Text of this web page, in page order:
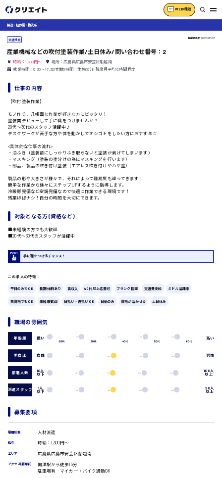
WEB相談
製造・軽作業・物流系
組立、加工
ピッキング・仕分け
軽作業
医師
介護職
看護師
オフィスワーク系
貿易事務
データ入力
コールセンターオペレーター
総務事務
営業事務
受付事務
医療事務
翻訳、通訳
広島市中区
広島市東区
広島市南区
広島市西区
広島市佐伯区
時給1200円～
時給1300円～
時給1400円～
製造・軽作業・物流系
派遣社員 掲載更新日2026/06/23
産業機械などの吹付塗装作業/土日休み/問い合わせ番号：2
時給：1,300円～
場所：広島県広島市安芸区船越南
就業時間：8:30〜17:30(実働8時間 休憩60分) 残業月平均15時間程度
仕事の内容
【吹付塗装作業】
モノ作り、几帳面な作業が好きな方にピッタリ！
塗装業デビューして手に職をつけませんか？
20代〜30代のスタッフ活躍中♪
デスクワークが苦手な方や体を動かしてオシゴトをしたい方におすすめ☆
<具体的な仕事の流れ>
・油ふき（塗装前にしっかりふき取らないと塗装が剥げてしまいます）
・マスキング（塗装の塗分けの為にマスキングを行います）
・部品、製品の吹き付け塗装（エアレス吹き付けやハケ塗）
製品の形や大きさが様々で、それによって難易度も違ってきます！
簡単な作業から徐々にステップUPするように指導します。
冷暖房完備など空調完備なので快適に作業できる環境です！
残業ほぼナシ！自分の時間を大切にできます。
対象となる方 (資格など)
■未経験の方でも大歓迎
■20代〜30代のスタッフが活躍中
手に職をつけるチャンス！
この求人の特徴：
平日のみでOK 長期休暇あり 高収入 40代以上応募可 ブランク歓迎 交通費支給 ミドル活躍中
無資格でもOK 未経験歓迎 日払い・週払いOK 日勤のみ 資格が活かせる 土日休み
職場の雰囲気
年齢層 低い
20代 30代 40代 50代 60代
高い
男女比 女性 男性
部署人数 10人
以下
100人
以上
派遣スタッフ 1人
以下
20人
以上
募集要項
雇用形態 人材派遣
給与 時給：1,300円～
エリア 広島県広島市安芸区船越南
アクセス(最寄駅)
向洋駅から徒歩15分
駐車場有 マイカー・バイク通勤OK